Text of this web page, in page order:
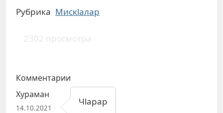
Рубрика Мискlалар
2302 просмотра
Комментарии
Хураман
14.10.2021
Чlарар